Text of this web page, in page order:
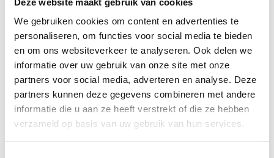
We gebruiken cookies om content en advertenties te
personaliseren, om functies voor social media te bieden
en om ons websiteverkeer te analyseren. Ook delen we
informatie over uw gebruik van onze site met onze
partners voor social media, adverteren en analyse. Deze
partners kunnen deze gegevens combineren met andere
informatie die u aan ze heeft verstrekt of die ze hebben
verzameld op basis van uw gebruik van hun services.
AANVULLENDE INFORMATIE
BEOORDELINGEN (0)
De FG4110.0 is een zeer mooi trofee die zeer geschikt is
voor ieder (sport)toernooi of businessevenement. We
kunnen de beker personaliseren door er een tekst op de
voet van de beker aan te brengen. De tekst wordt door